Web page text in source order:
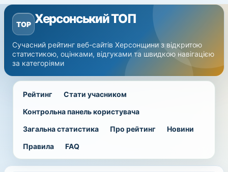
TOP Херсонський ТОП
Сучасний рейтинг веб-сайтів Херсонщини з відкритою
статистикою, оцінками, відгуками та швидкою навігацією
за категоріями
Рейтинг
Стати учасником
Контрольна панель користувача
Загальна статистика
Про рейтинг
Новини
Правила
FAQ